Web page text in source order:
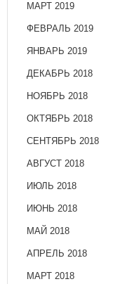
МАРТ 2019
ФЕВРАЛЬ 2019
ЯНВАРЬ 2019
ДЕКАБРЬ 2018
НОЯБРЬ 2018
ОКТЯБРЬ 2018
СЕНТЯБРЬ 2018
АВГУСТ 2018
ИЮЛЬ 2018
ИЮНЬ 2018
МАЙ 2018
АПРЕЛЬ 2018
МАРТ 2018